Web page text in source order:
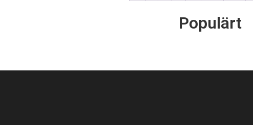
Populärt